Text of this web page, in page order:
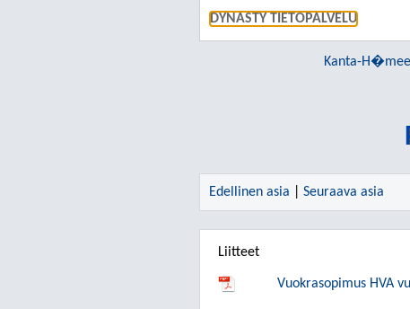
DYNASTY TIETOPALVELU
Kanta-
Edellinen asia Seuraava asia
Liitteet
Vuokrasopimus HVA